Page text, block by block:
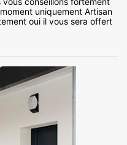
uniquement Artisan
oui il vous sera offert